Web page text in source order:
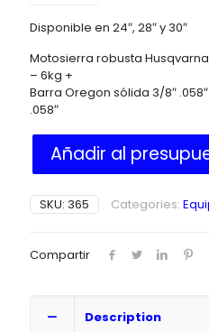
Disponible en 24″, 28″ y 30″
Motosierra robusta
– 6kg +
Barra Oregon sólida 3/8″
.058″
Añadir al
SKU: 365 Categories:
Compartir
Description